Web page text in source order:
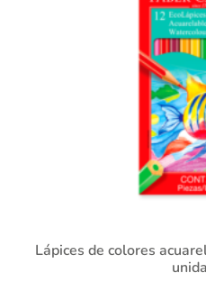
Lápices de colores